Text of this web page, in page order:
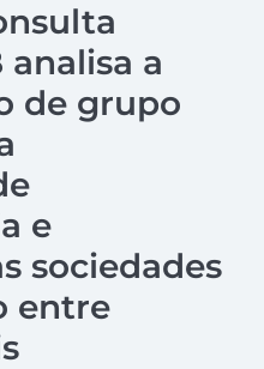
analisa a
de grupo
e
sociedades
entre